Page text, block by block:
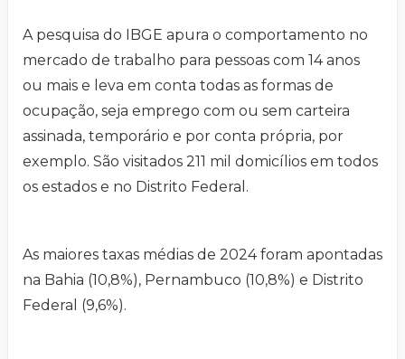
A pesquisa do IBGE apura o comportamento no
mercado de trabalho para pessoas com 14 anos
ou mais e leva em conta todas as formas de
ocupação, seja emprego com ou sem carteira
assinada, temporário e por conta própria, por
exemplo. São visitados 211 mil domicílios em todos
os estados e no Distrito Federal.
As maiores taxas médias de 2024 foram apontadas
na Bahia (10,8%), Pernambuco (10,8%) e Distrito
Federal (9,6%).